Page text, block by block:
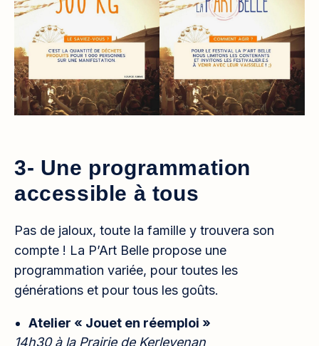
3- Une programmation
accessible à tous
Pas de jaloux, toute la famille y trouvera son
compte ! La P’Art Belle propose une
programmation variée, pour toutes les
générations et pour tous les goûts.
Atelier « Jouet en réemploi »
14h30 à la Prairie de Kerlevenan